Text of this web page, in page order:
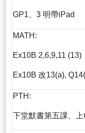
GP1、3 明帶iPad
MATH:
Ex10B 2,6,9,11 (13)
Ex10B 改13(a),
PTH:
下堂默書第五課、上